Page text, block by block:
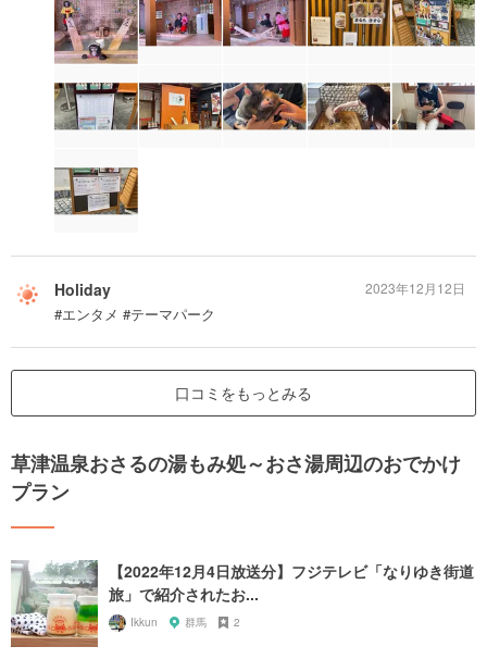
Holiday
#エンタメ #テーマパーク
2023年12月12日
口コミをもっとみる
草津温泉おさるの湯もみ処～おさ湯周辺のおでかけ
プラン
【2022年12月4日放送分】フジテレビ「なりゆき街道
旅」で紹介されたお...
Ikkun 群馬 2